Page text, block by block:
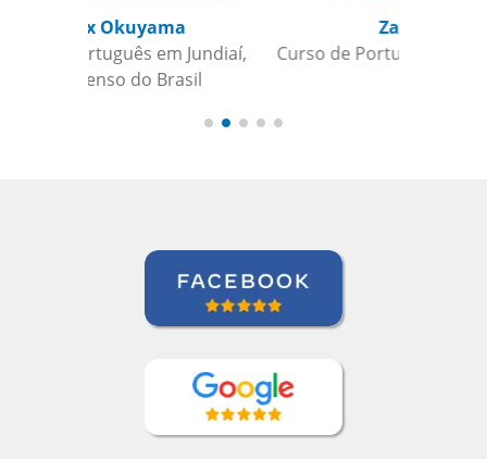
Curso de Português em Florianópolis